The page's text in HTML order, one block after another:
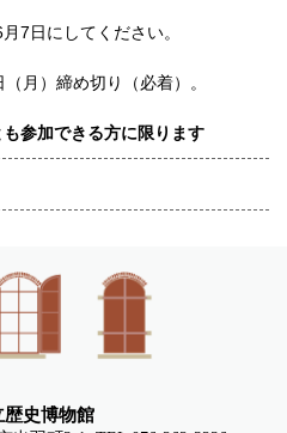
7日にしてください。
月）締め切り（必着）。
参加できる方に限ります
史博物館